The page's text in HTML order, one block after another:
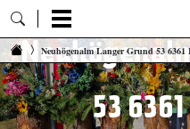
Zum Inhalt springen
Neuhögenalm Langer Grund 53 6361
53